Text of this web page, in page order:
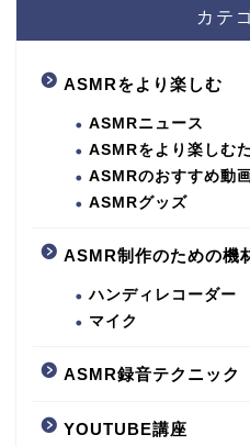
カテ
ASMRをより楽しむ
ASMRニュース
ASMRをより楽しむ
ASMRのおすすめ動
ASMRグッズ
ASMR制作のための機
ハンディレコーダー
マイク
ASMR録音テクニック
YOUTUBE講座